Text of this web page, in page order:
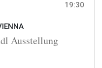
19:30
Ausstellung